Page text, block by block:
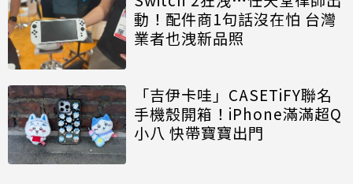
動！配件商1句話沒在怕 台灣
業者也洩新品照
「吉伊卡哇」CASETiFY聯名
手機殼開箱！iPhone滿滿超Q
小八 快帶寶寶出門